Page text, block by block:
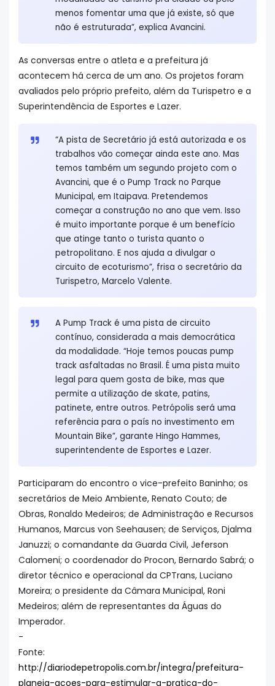
menos fomentar uma que já existe, só que
não é estruturada”, explica Avancini.
As conversas entre o atleta e a prefeitura já
acontecem há cerca de um ano. Os projetos foram
avaliados pelo próprio prefeito, além da Turispetro e a
Superintendência de Esportes e Lazer.
“A pista de Secretário já está autorizada e os
trabalhos vão começar ainda este ano. Mas
temos também um segundo projeto com o
Avancini, que é o Pump Track no Parque
Municipal, em Itaipava. Pretendemos
começar a construção no ano que vem. Isso
é muito importante porque é um benefício
que atinge tanto o turista quanto o
petropolitano. E nos ajuda a divulgar o
circuito de ecoturismo”, frisa o secretário da
Turispetro, Marcelo Valente.
A Pump Track é uma pista de circuito
contínuo, considerada a mais democrática
da modalidade. “Hoje temos poucas pump
track asfaltadas no Brasil. É uma pista muito
legal para quem gosta de bike, mas que
permite a utilização de skate, patins,
patinete, entre outros. Petrópolis será uma
referência para o país no investimento em
Mountain Bike”, garante Hingo Hammes,
superintendente de Esportes e Lazer.
Participaram do encontro o vice-prefeito Baninho; os
secretários de Meio Ambiente, Renato Couto; de
Obras, Ronaldo Medeiros; de Administração e Recursos
Humanos, Marcus von Seehausen; de Serviços, Djalma
Januzzi; o comandante da Guarda Civil, Jeferson
Calomeni; o coordenador do Procon, Bernardo Sabrá; o
diretor técnico e operacional da CPTrans, Luciano
Moreira; o presidente da Câmara Municipal, Roni
Medeiros; além de representantes da Águas do
Imperador.
-
Fonte:
http://diariodepetropolis.com.br/integra/prefeitura-
planeja-acoes-para-estimular-a-pratica-do-